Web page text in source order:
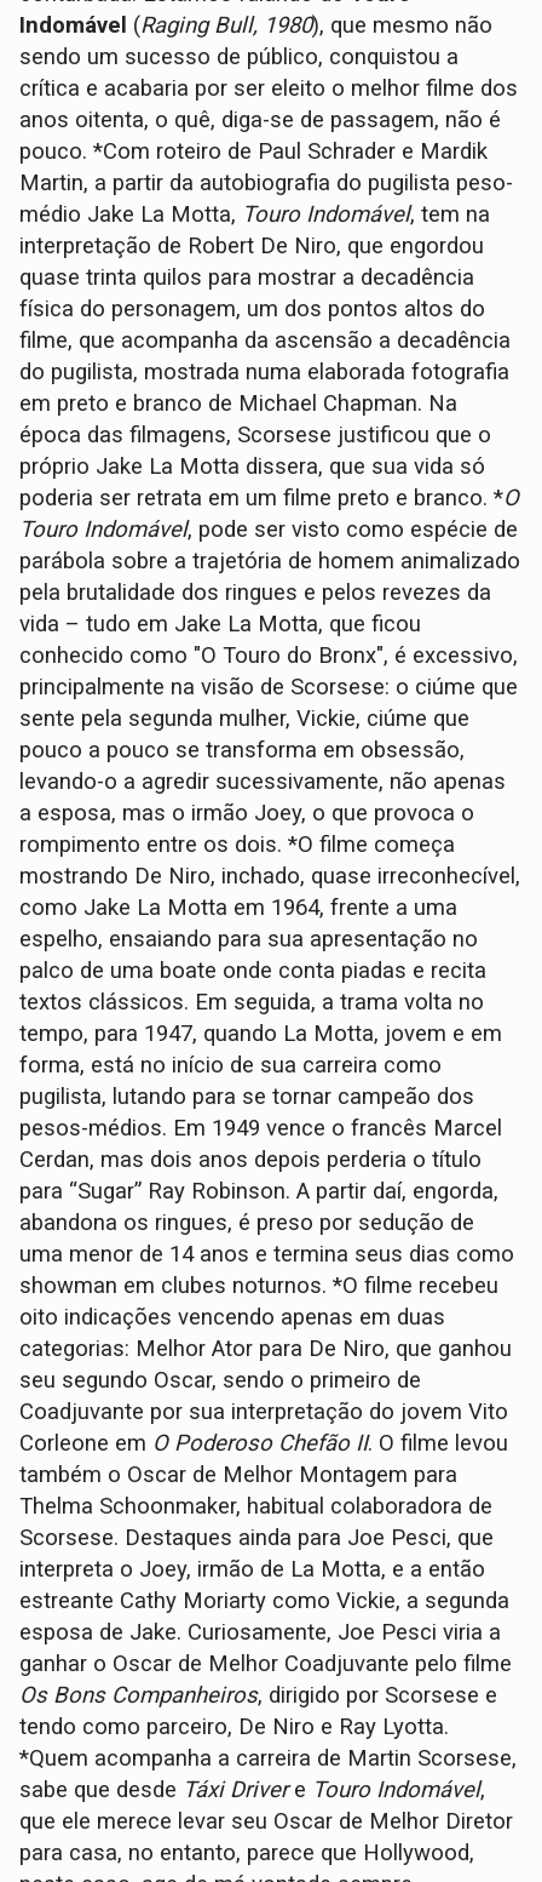
Indomável (Raging Bull, 1980), que mesmo não
sendo um sucesso de público, conquistou a
crítica e acabaria por ser eleito o melhor filme dos
anos oitenta, o quê, diga-se de passagem, não é
pouco. *Com roteiro de Paul Schrader e Mardik
Martin, a partir da autobiografia do pugilista peso-
médio Jake La Motta, Touro Indomável, tem na
interpretação de Robert De Niro, que engordou
quase trinta quilos para mostrar a decadência
física do personagem, um dos pontos altos do
filme, que acompanha da ascensão a decadência
do pugilista, mostrada numa elaborada fotografia
em preto e branco de Michael Chapman. Na
época das filmagens, Scorsese justificou que o
próprio Jake La Motta dissera, que sua vida só
poderia ser retrata em um filme preto e branco. *O
Touro Indomável, pode ser visto como espécie de
parábola sobre a trajetória de homem animalizado
pela brutalidade dos ringues e pelos revezes da
vida – tudo em Jake La Motta, que ficou
conhecido como "O Touro do Bronx", é excessivo,
principalmente na visão de Scorsese: o ciúme que
sente pela segunda mulher, Vickie, ciúme que
pouco a pouco se transforma em obsessão,
levando-o a agredir sucessivamente, não apenas
a esposa, mas o irmão Joey, o que provoca o
rompimento entre os dois. *O filme começa
mostrando De Niro, inchado, quase irreconhecível,
como Jake La Motta em 1964, frente a uma
espelho, ensaiando para sua apresentação no
palco de uma boate onde conta piadas e recita
textos clássicos. Em seguida, a trama volta no
tempo, para 1947, quando La Motta, jovem e em
forma, está no início de sua carreira como
pugilista, lutando para se tornar campeão dos
pesos-médios. Em 1949 vence o francês Marcel
Cerdan, mas dois anos depois perderia o título
para “Sugar” Ray Robinson. A partir daí, engorda,
abandona os ringues, é preso por sedução de
uma menor de 14 anos e termina seus dias como
showman em clubes noturnos. *O filme recebeu
oito indicações vencendo apenas em duas
categorias: Melhor Ator para De Niro, que ganhou
seu segundo Oscar, sendo o primeiro de
Coadjuvante por sua interpretação do jovem Vito
Corleone em O Poderoso Chefão II. O filme levou
também o Oscar de Melhor Montagem para
Thelma Schoonmaker, habitual colaboradora de
Scorsese. Destaques ainda para Joe Pesci, que
interpreta o Joey, irmão de La Motta, e a então
estreante Cathy Moriarty como Vickie, a segunda
esposa de Jake. Curiosamente, Joe Pesci viria a
ganhar o Oscar de Melhor Coadjuvante pelo filme
Os Bons Companheiros, dirigido por Scorsese e
tendo como parceiro, De Niro e Ray Lyotta.
*Quem acompanha a carreira de Martin Scorsese,
sabe que desde Táxi Drivere Touro Indomável,
que ele merece levar seu Oscar de Melhor Diretor
para casa, no entanto, parece que Hollywood,